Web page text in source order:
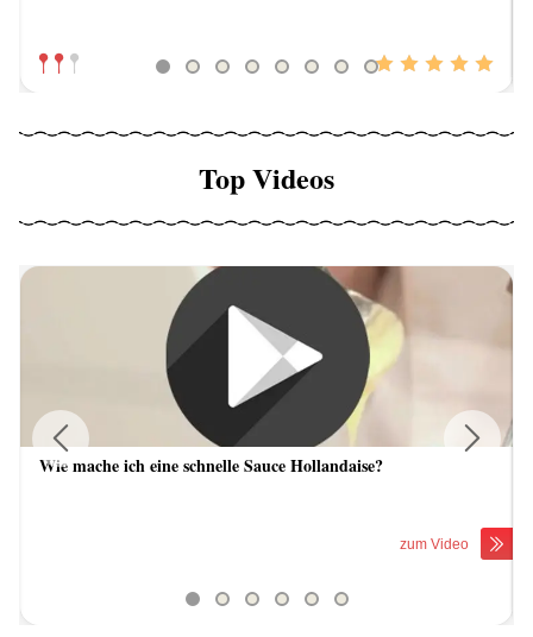
Top Videos
Wie mache ich eine schnelle Sauce Hollandaise?
zum Video
Previous